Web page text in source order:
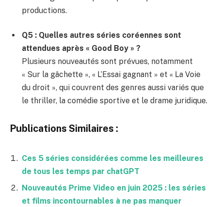
productions.
Q5 : Quelles autres séries coréennes sont
attendues après « Good Boy » ?
Plusieurs nouveautés sont prévues, notamment
« Sur la gâchette », « L’Essai gagnant » et « La Voie
du droit », qui couvrent des genres aussi variés que
le thriller, la comédie sportive et le drame juridique.
Publications Similaires :
Ces 5 séries considérées comme les meilleures
de tous les temps par chatGPT
Nouveautés Prime Video en juin 2025 : les séries
et films incontournables à ne pas manquer